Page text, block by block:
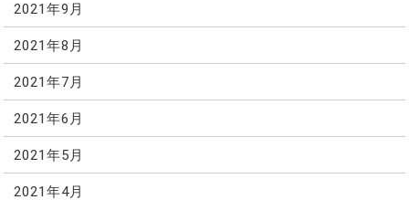
2021年9月
2021年8月
2021年7月
2021年6月
2021年5月
2021年4月